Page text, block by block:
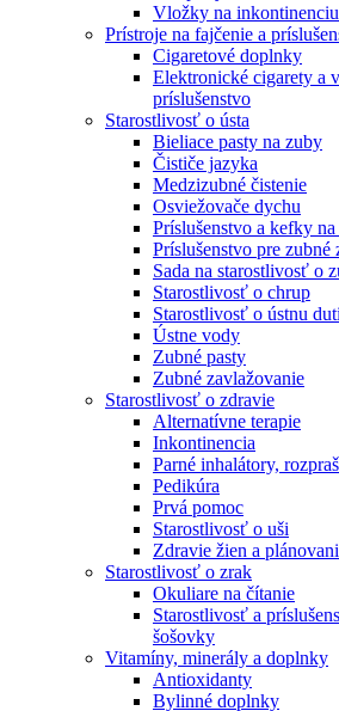
Vložky na
Prístroje na fajčenie a
Cigaretové doplnky
Elektronické cigarety a
príslušenstvo
Starostlivosť o ústa
Bieliace pasty na zuby
Čističe jazyka
Medzizubné čistenie
Osviežovače dychu
Príslušenstvo a kefky
Príslušenstvo pre zubné
Sada na starostlivosť o
Starostlivosť o chrup
Starostlivosť o ústnu
Ústne vody
Zubné pasty
Zubné zavlažovanie
Starostlivosť o zdravie
Alternatívne terapie
Inkontinencia
Parné inhalátory,
Pedikúra
Prvá pomoc
Starostlivosť o uši
Zdravie žien a
Starostlivosť o zrak
Okuliare na čítanie
Starostlivosť a
šošovky
Vitamíny, minerály a doplnky
Antioxidanty
Bylinné doplnky